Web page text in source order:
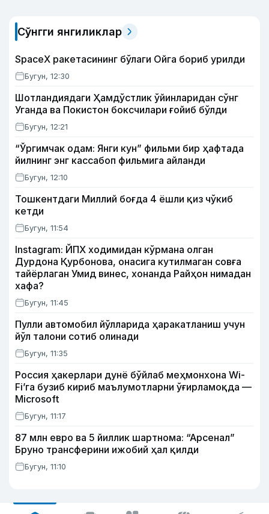
Сўнгги янгиликлар
SpaceX ракетасининг бўлаги Ойга бориб урилди
Бугун, 12:30
Шотландиядаги Ҳамдўстлик ўйинларидан сўнг
Уганда ва Покистон боксчилари ғойиб бўлди
Бугун, 12:21
“Ўргимчак одам: Янги кун” фильми бир ҳафтада
йилнинг энг кассабоп фильмига айланди
Бугун, 12:10
Тошкентдаги Миллий боғда 4 ёшли қиз чўкиб
кетди
Бугун, 11:54
Instagram: ЙПХ ходимидан кўрмана олган
Дурдона Қурбонова, онасига кутилмаган совға
тайёрлаган Умид винес, хонанда Райҳон нимадан
хафа?
Бугун, 11:45
Пулли автомобил йўлларида ҳаракатланиш учун
йўл талони сотиб олинади
Бугун, 11:35
Россия ҳакерлари дунё бўйлаб меҳмонхона Wi-
Fi’га бузиб кириб маълумотларни ўғирламоқда —
Microsoft
Бугун, 11:17
87 млн евро ва 5 йиллик шартнома: “Арсенал”
Бруно трансферини ижобий ҳал қилди
Бугун, 11:10